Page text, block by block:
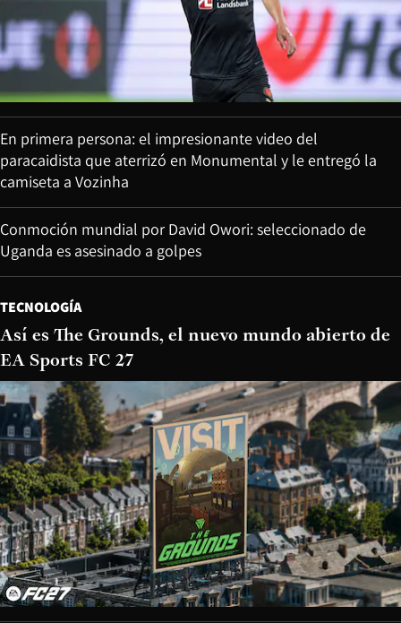
En primera persona: el impresionante video del
paracaidista que aterrizó en Monumental y le entregó la
camiseta a Vozinha
Conmoción mundial por David Owori: seleccionado de
Uganda es asesinado a golpes
TECNOLOGÍA
Así es The Grounds, el nuevo mundo abierto de
EA Sports FC 27